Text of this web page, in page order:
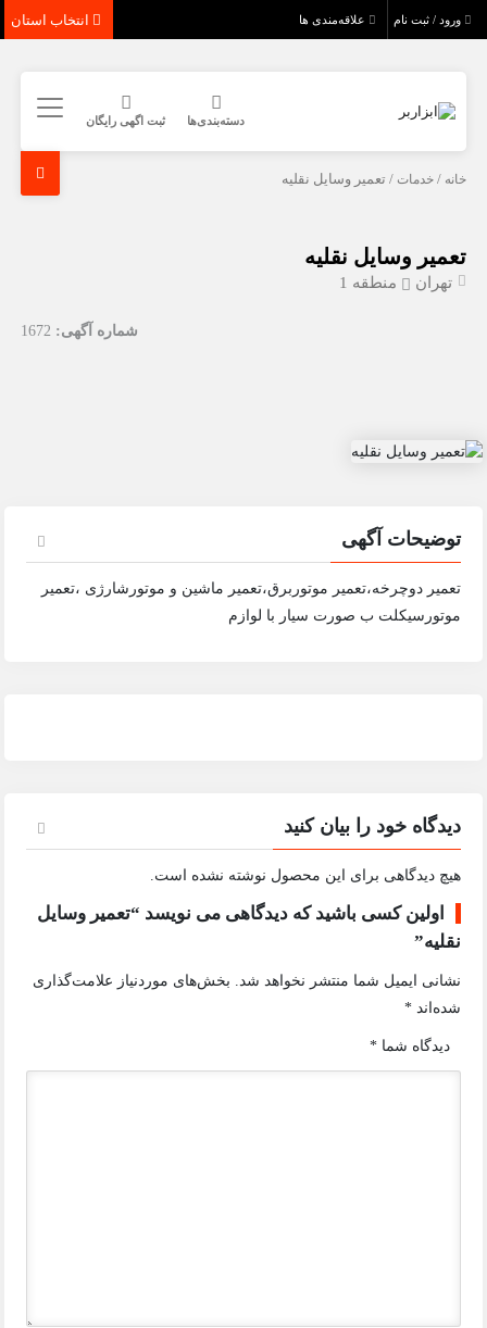
ورود / ثبت نام علاقه‌مندی ها
دسته‌بندی‌ها ثبت اگهی رایگان
خانه /خدمات / تعمیر وسایل نقلیه
تعمیر وسایل نقلیه
تهران منطقه 1
شماره آگهی: 1672
توضیحات آگهی
تعمیر دوچرخه،تعمیر موتوربرق،تعمیر ماشین و موتورشارژی ،تعمیر
موتورسیکلت ب صورت سیار با لوازم
دیدگاه خود را بیان کنید
هیچ دیدگاهی برای این محصول نوشته نشده است.
اولین کسی باشید که دیدگاهی می نویسد “تعمیر وسایل
نقلیه”
نشانی ایمیل شما منتشر نخواهد شد.
بخش‌های موردنیاز علامت‌گذاری
شده‌اند*
دیدگاه شما*